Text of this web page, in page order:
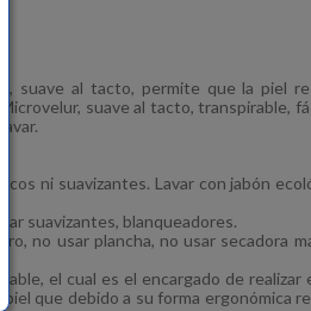
suave al tacto, permite que la piel
suave al tacto, transpirable,
ni suavizantes. Lavar con jabón
suavizantes, blanqueadores.
no usar plancha, no usar secadora
el cual es el encargado de realizar
que debido a su forma ergonómica